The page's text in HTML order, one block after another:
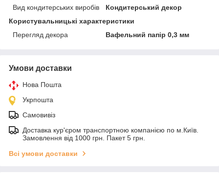
Вид кондитерських виробів
Кондитерський декор
Користувальницькі характеристики
Перегляд декора
Вафельний папір 0,3 мм
Умови доставки
Нова Пошта
Укрпошта
Самовивіз
Доставка кур'єром транспортною компанією по м.Київ.
Замовлення від 1000 грн. Пакет 5 грн.
Всі умови доставки